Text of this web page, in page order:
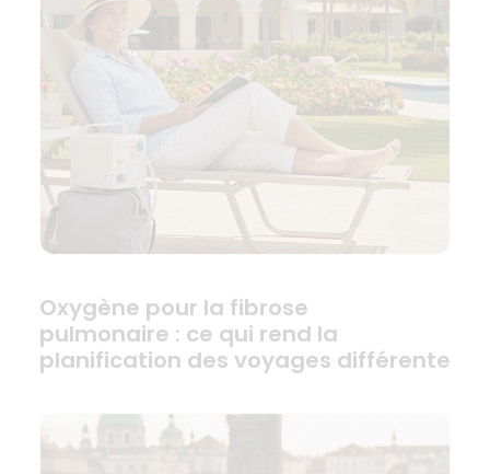
Oxygène pour la fibrose
pulmonaire : ce qui rend la
planification des voyages différente